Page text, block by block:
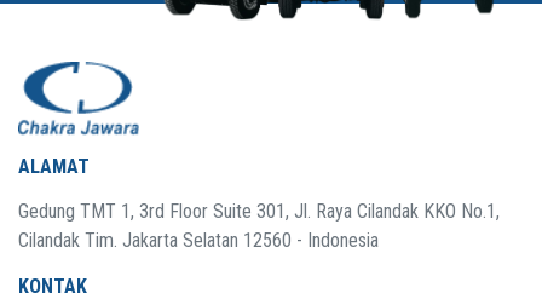
ALAMAT
Gedung TMT 1, 3rd Floor Suite 301, Jl. Raya Cilandak KKO No.1,
Cilandak Tim. Jakarta Selatan 12560 - Indonesia
KONTAK